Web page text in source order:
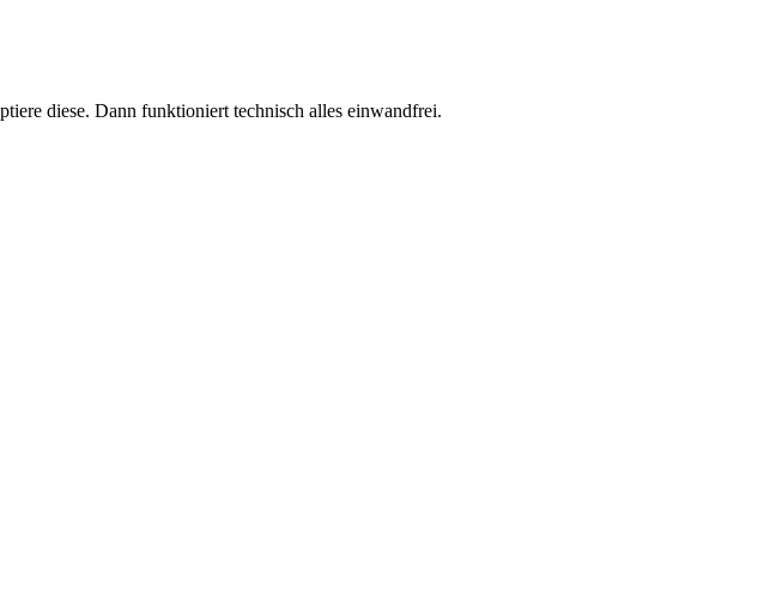
diese. Dann funktioniert technisch alles einwandfrei.